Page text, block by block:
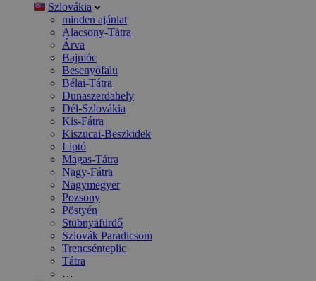
Szlovákia
minden ajánlat
Alacsony-Tátra
Árva
Bajmóc
Besenyőfalu
Bélai-Tátra
Dunaszerdahely
Dél-Szlovákia
Kis-Fátra
Kiszucai-Beszkidek
Liptó
Magas-Tátra
Nagy-Fátra
Nagymegyer
Pozsony
Pöstyén
Stubnyafürdő
Szlovák Paradicsom
Trencsénteplic
Tátra
…